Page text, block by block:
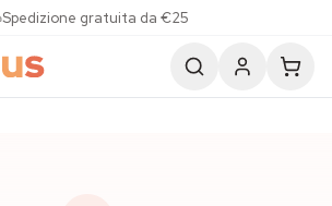
Spedizione gratuita da €25